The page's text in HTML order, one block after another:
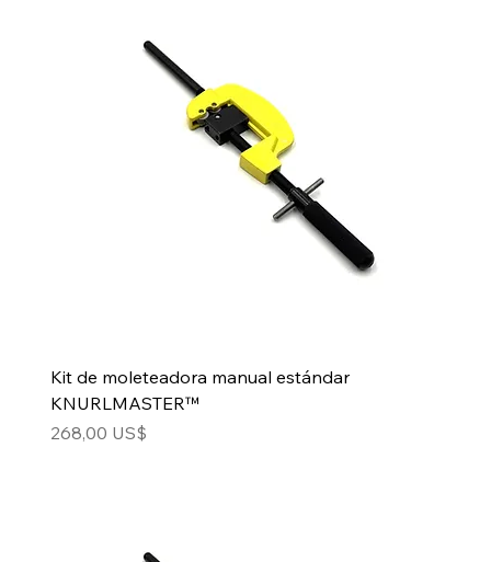
Kit de moleteadora manual estándar
KNURLMASTER™
Precio
268,00 US$